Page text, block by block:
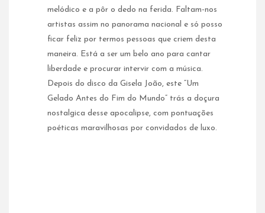
melódico e a pôr o dedo na ferida. Faltam-nos
artistas assim no panorama nacional e só posso
ficar feliz por termos pessoas que criem desta
maneira. Está a ser um belo ano para cantar
liberdade e procurar intervir com a música.
Depois do disco da Gisela João, este “Um
Gelado Antes do Fim do Mundo” trás a doçura
nostalgica desse apocalipse, com pontuações
poéticas maravilhosas por convidados de luxo.